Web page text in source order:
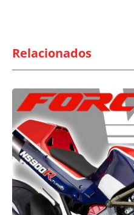
Relacionados